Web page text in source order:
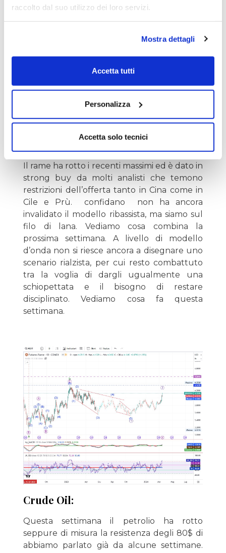
raccolto dal suo utilizzo dei loro servizi.
Mostra dettagli
Accetta tutti
Personalizza
Accetta solo tecnici
Il rame ha rotto i recenti massimi ed è dato in
strong buy da molti analisti che temono
restrizioni dell’offerta tanto in Cina come in
Cile e Prù. confidano non ha ancora
invalidato il modello ribassista, ma siamo sul
filo di lana. Vediamo cosa combina la
prossima settimana. A livello di modello
d’onda non si riesce ancora a disegnare uno
scenario rialzista, per cui resto combattuto
tra la voglia di dargli ugualmente una
schiopettata e il bisogno di restare
disciplinato. Vediamo cosa fa questa
settimana.
Crude Oil:
Questa settimana il petrolio ha rotto
seppure di misura la resistenza degli 80$ di
abbiamo parlato già da alcune settimane.